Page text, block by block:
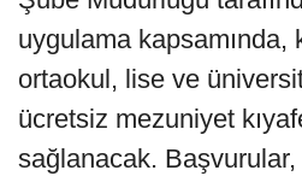
uygulama kapsamında,
ortaokul, lise ve
ücretsiz mezuniyet
sağlanacak.